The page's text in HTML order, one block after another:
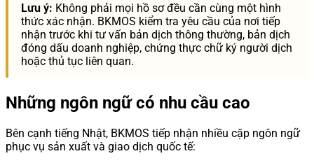
Lưu ý: Không phải mọi hồ sơ đều cần cùng một hình
thức xác nhận. BKMOS kiểm tra yêu cầu của nơi tiếp
nhận trước khi tư vấn bản dịch thông thường, bản dịch
đóng dấu doanh nghiệp, chứng thực chữ ký người dịch
hoặc thủ tục liên quan.
Những ngôn ngữ có nhu cầu cao
Bên cạnh tiếng Nhật, BKMOS tiếp nhận nhiều cặp ngôn ngữ
phục vụ sản xuất và giao dịch quốc tế: